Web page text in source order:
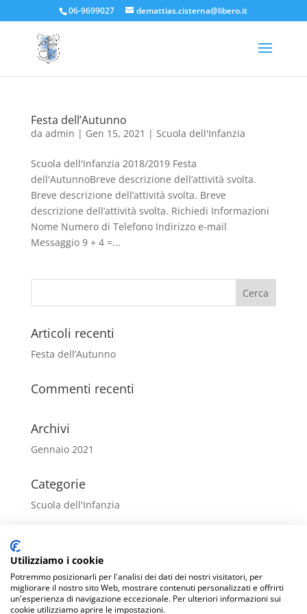
06-9699027 demattias.cisterna@libero.it
Festa dell’Autunno
da admin | Gen 15, 2021 | Scuola dell'Infanzia
Scuola dell'Infanzia 2018/2019 Festa
dell'AutunnoBreve descrizione dell’attività svolta.
Breve descrizione dell’attività svolta. Breve
descrizione dell’attività svolta. Richiedi Informazioni
Nome Numero di Telefono Indirizzo e-mail
Messaggio 9 + 4 =...
Articoli recenti
Festa dell’Autunno
Commenti recenti
Archivi
Gennaio 2021
Categorie
Scuola dell'Infanzia
Accedi
Feed dei contenuti
Feed dei commenti
Utilizziamo i cookie
Potremmo posizionarli per l'analisi dei dati dei nostri visitatori, per
migliorare il nostro sito Web, mostrare contenuti personalizzati e offrirti
un'esperienza di navigazione eccezionale. Per ulteriori informazioni sui
cookie utilizziamo aprire le impostazioni.